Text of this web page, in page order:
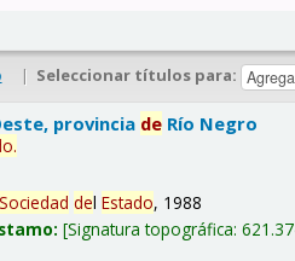
| Seleccionar títulos para:
provincia de Río Negro
.
Sociedad delEstado, 1988
Signatura topográfica: